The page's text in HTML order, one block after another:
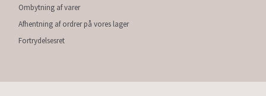
Ombytning af varer
Afhentning af ordrer på vores lager
Fortrydelsesret